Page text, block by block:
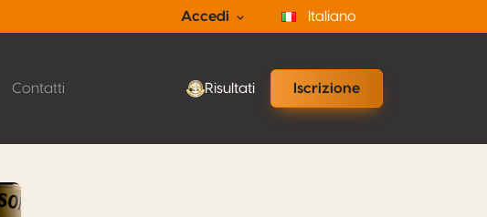
Accedi Italiano
Contatti Risultati Iscrizione